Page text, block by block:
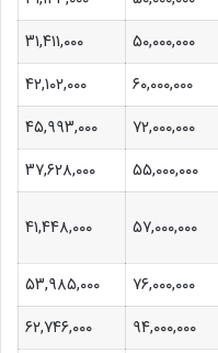
۵۰,۰۰۰,۰۰۰
۳۱,۴۱۱,۰۰۰
۶۰,۰۰۰,۰۰۰
۴۲,۱۰۲,۰۰۰
۷۲,۰۰۰,۰۰۰
۴۵,۹۹۳,۰۰۰
۵۵,۰۰۰,۰۰۰
۳۷,۶۲۸,۰۰۰
۵۷,۰۰۰,۰۰۰ ۴۱,۴۴۸,۰۰۰
۷۶,۰۰۰,۰۰۰
۵۳,۹۸۵,۰۰۰
۹۴,۰۰۰,۰۰۰
۶۲,۷۴۶,۰۰۰